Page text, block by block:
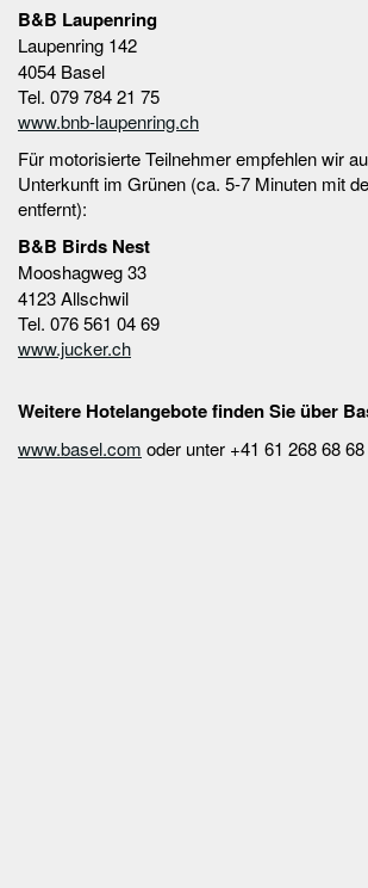
B&B Laupenring
Laupenring 142
4054 Basel
Tel. 079 784 21 75
www.bnb-laupenring.ch
Für motorisierte Teilnehmer empfehlen wir
Unterkunft im Grünen (ca. 5-7 Minuten mit
entfernt):
B&B Birds Nest
Mooshagweg 33
4123 Allschwil
Tel. 076 561 04 69
www.jucker.ch
Weitere Hotelangebote finden Sie über
www.basel.com oder unter +41 61 268 68 68